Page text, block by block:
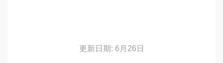
更新日期: 6月26日